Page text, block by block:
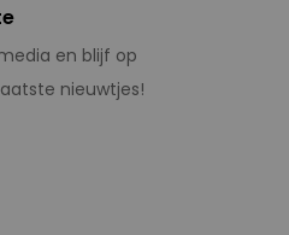
en blijf op
nieuwtjes!